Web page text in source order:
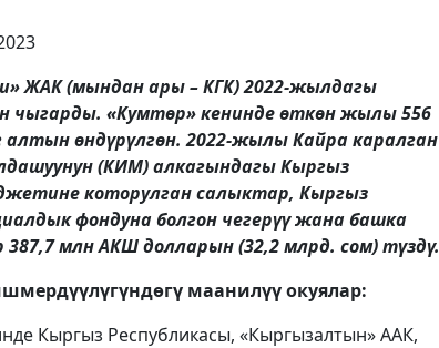
ЖАК (мындан ары – КГК) 2022-жылдагы
«Кумтөр» кенинде өткөн жылы 556
алтын өндүрүлгөн. 2022-жылыКайра каралган
(КИМ) алкагындагы Кыргыз
которулган салыктар, Кыргыз
фондуна болгон чегерүү жана башка
387,7 млн АКШ долларын (32,2 млрд. сом) түздү.
маанилүү окуялар:
Кыргыз Республикасы, «Кыргызалтын» ААК,